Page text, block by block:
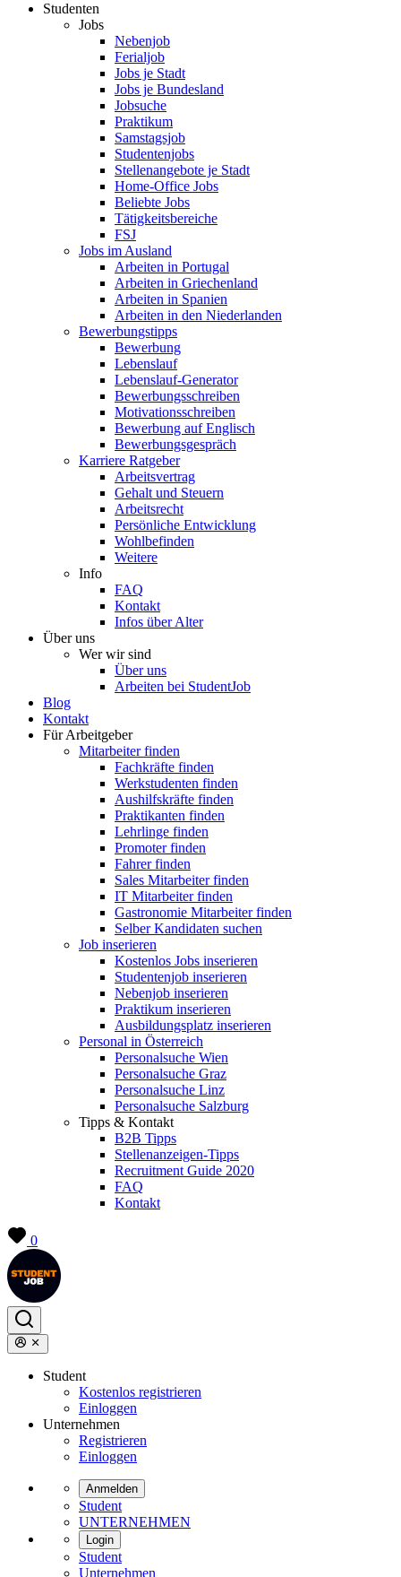
Studenten
Jobs
Nebenjob
Ferialjob
Jobs je Stadt
Jobs je Bundesland
Jobsuche
Praktikum
Samstagsjob
Studentenjobs
Stellenangebote je Stadt
Home-Office Jobs
Beliebte Jobs
Tätigkeitsbereiche
FSJ
Jobs im Ausland
Arbeiten in Portugal
Arbeiten in Griechenland
Arbeiten in Spanien
Arbeiten in den Niederlanden
Bewerbungstipps
Bewerbung
Lebenslauf
Lebenslauf-Generator
Bewerbungsschreiben
Motivationsschreiben
Bewerbung auf Englisch
Bewerbungsgespräch
Karriere Ratgeber
Arbeitsvertrag
Gehalt und Steuern
Arbeitsrecht
Persönliche Entwicklung
Wohlbefinden
Weitere
Info
FAQ
Kontakt
Infos über Alter
Über uns
Wer wir sind
Über uns
Arbeiten bei StudentJob
Blog
Kontakt
Für Arbeitgeber
Mitarbeiter finden
Fachkräfte finden
Werkstudenten finden
Aushilfskräfte finden
Praktikanten finden
Lehrlinge finden
Promoter finden
Fahrer finden
Sales Mitarbeiter finden
IT Mitarbeiter finden
Gastronomie Mitarbeiter finden
Selber Kandidaten suchen
Job inserieren
Kostenlos Jobs inserieren
Studentenjob inserieren
Nebenjob inserieren
Praktikum inserieren
Ausbildungsplatz inserieren
Personal in Österreich
Personalsuche Wien
Personalsuche Graz
Personalsuche Linz
Personalsuche Salzburg
Tipps & Kontakt
B2B Tipps
Stellenanzeigen-Tipps
Recruitment Guide 2020
FAQ
Kontakt
0
Student
Kostenlos registrieren
Einloggen
Unternehmen
Registrieren
Einloggen
Anmelden
Student
UNTERNEHMEN
Login
Student
Unternehmen